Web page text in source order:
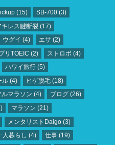
(15) SB‐700 (3)
キレス腱断裂 (17)
ウグイ (4) エサ (2)
リTOEIC (2) ストロボ (4)
ハワイ旅行 (5)
ル (4) ヒゲ脱毛 (18)
ルマラソン (4) ブログ (26)
マラソン (21)
メンタリストDaigo (3)
人暮らし (4) 仕事 (19)